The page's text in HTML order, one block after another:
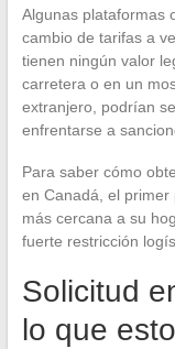
Algunas plataformas
cambio de tarifas a
tienen ningún valor
carretera o en un
extranjero, podrían
enfrentarse a
Para saber cómo
en Canadá, el primer
más cercana a su
fuerte restricción
Solicitud
lo que